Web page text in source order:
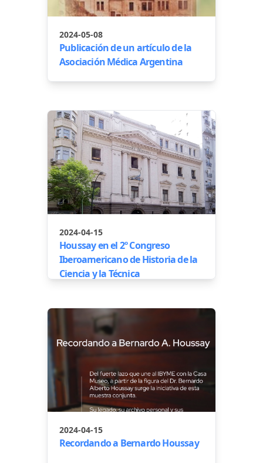
2024-05-08
Publicación de un artículo de la
Asociación Médica Argentina
2024-04-15
Houssay en el 2º Congreso
Iberoamericano de Historia de la
Ciencia y la Técnica
2024-04-15
Recordando a Bernardo Houssay